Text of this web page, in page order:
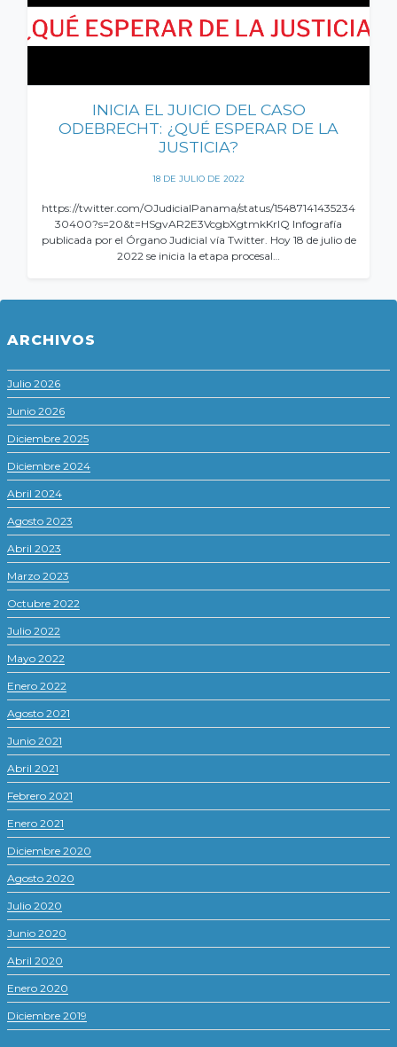
INICIA EL JUICIO DEL CASO
ODEBRECHT: ¿QUÉ ESPERAR DE LA
JUSTICIA?
18 DE JULIO DE 2022
https://twitter.com/OJudicialPanama/status/15487141435234
30400?s=20&t=HSgvAR2E3VcgbXgtmkKrIQ Infografía
publicada por el Órgano Judicial vía Twitter. Hoy 18 de julio de
2022 se inicia la etapa procesal…
ARCHIVOS
Julio 2026
Junio 2026
Diciembre 2025
Diciembre 2024
Abril 2024
Agosto 2023
Abril 2023
Marzo 2023
Octubre 2022
Julio 2022
Mayo 2022
Enero 2022
Agosto 2021
Junio 2021
Abril 2021
Febrero 2021
Enero 2021
Diciembre 2020
Agosto 2020
Julio 2020
Junio 2020
Abril 2020
Enero 2020
Diciembre 2019